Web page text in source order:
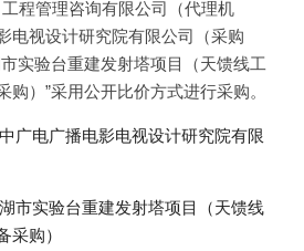
电视设计研究院有限公司（采购
实验台重建发射塔项目（天馈线工
购）”采用公开比价方式进行采购。
中广电广播电影电视设计研究院有限
采购）